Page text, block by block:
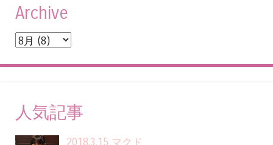
Archive
人気記事
2018.3.15 マクド